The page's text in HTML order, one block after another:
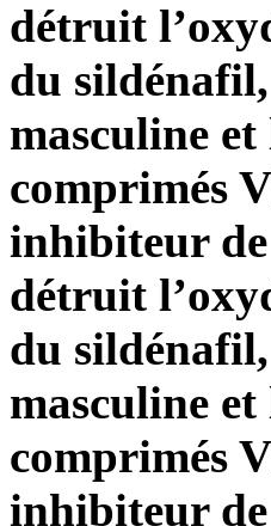
détruit
du
masculine
comprimés
inhibiteur de
détruit
du
masculine
comprimés
inhibiteur de